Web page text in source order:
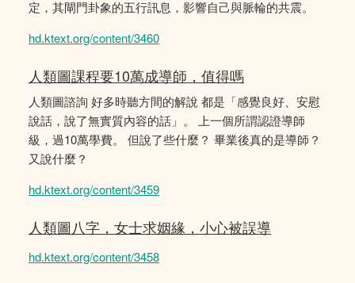
定，其閘門卦象的五行訊息，影響自己與脈輪的共震。
hd.ktext.org/content/3460
人類圖課程要10萬成導師，值得嗎
人類圖諮詢 好多時聽方間的解說 都是「感覺良好、安慰
說話，說了無實質內容的話」。 上一個所謂認證導師
級，過10萬學費。 但說了些什麼？ 畢業後真的是導師？
又說什麼？
hd.ktext.org/content/3459
人類圖八字，女士求姻緣，小心被誤導
hd.ktext.org/content/3458